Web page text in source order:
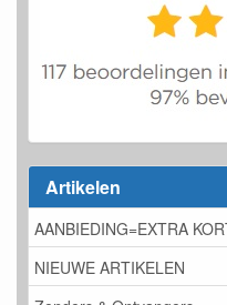
Artikelen
AANBIEDING=EXTRA
NIEUWE ARTIKELEN